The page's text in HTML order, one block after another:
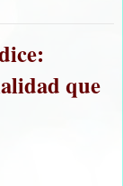
que